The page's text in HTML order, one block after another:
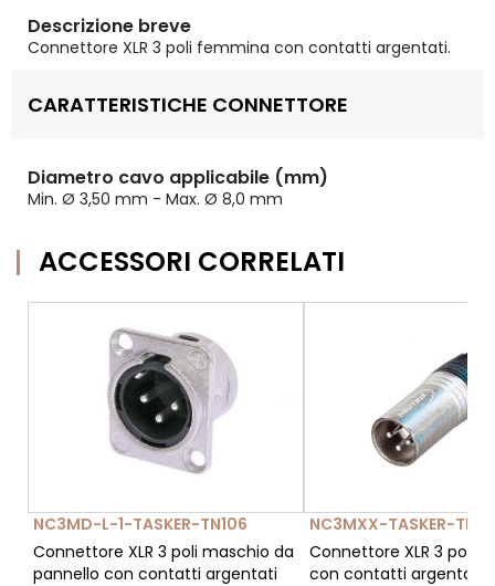
Descrizione breve
Connettore XLR 3 poli femmina con contatti argentati.
CARATTERISTICHE CONNETTORE
Diametro cavo applicabile (mm)
Min. Ø 3,50 mm - Max. Ø 8,0 mm
ACCESSORI CORRELATI
NC3MD-L-1-TASKER-TN106
Connettore XLR 3 poli maschio da
pannello con contatti argentati
NC3MXX-TASKER-
Connettore XLR 3 poli
con contatti argentati